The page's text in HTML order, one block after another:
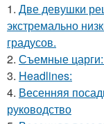
1. Две девушки
экстремально
градусов.
2. Съемные царги:
3. Headlines:
4. Весенняя
руководство